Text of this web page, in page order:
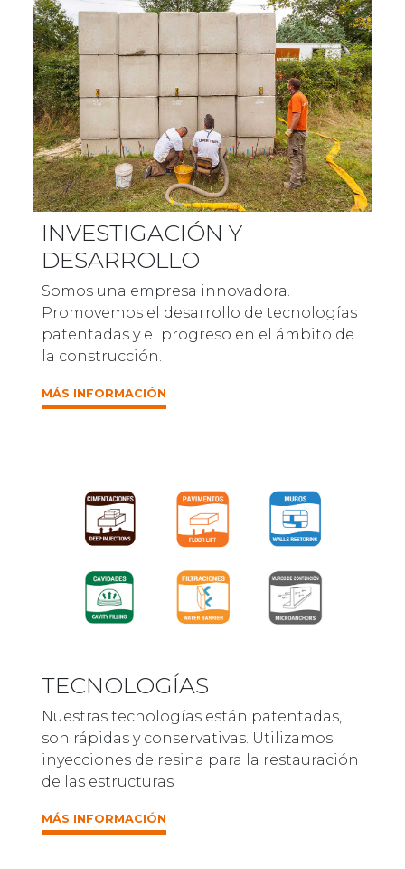
INVESTIGACIÓN Y
DESARROLLO
Somos una empresa innovadora.
Promovemos el desarrollo de tecnologías
patentadas y el progreso en el ámbito de
la construcción.
MÁS INFORMACIÓN
TECNOLOGÍAS
Nuestras tecnologías están patentadas,
son rápidas y conservativas. Utilizamos
inyecciones de resina para la restauración
de las estructuras
MÁS INFORMACIÓN